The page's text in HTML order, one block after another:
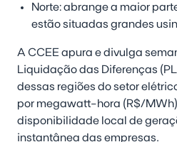
Norte: abrange a maior
estão situadas grandes
A CCEE apura e divulga
Liquidação das Diferenças
dessas regiões do setor
por megawatt-hora (R$/
disponibilidade local de
instantânea das empresas.